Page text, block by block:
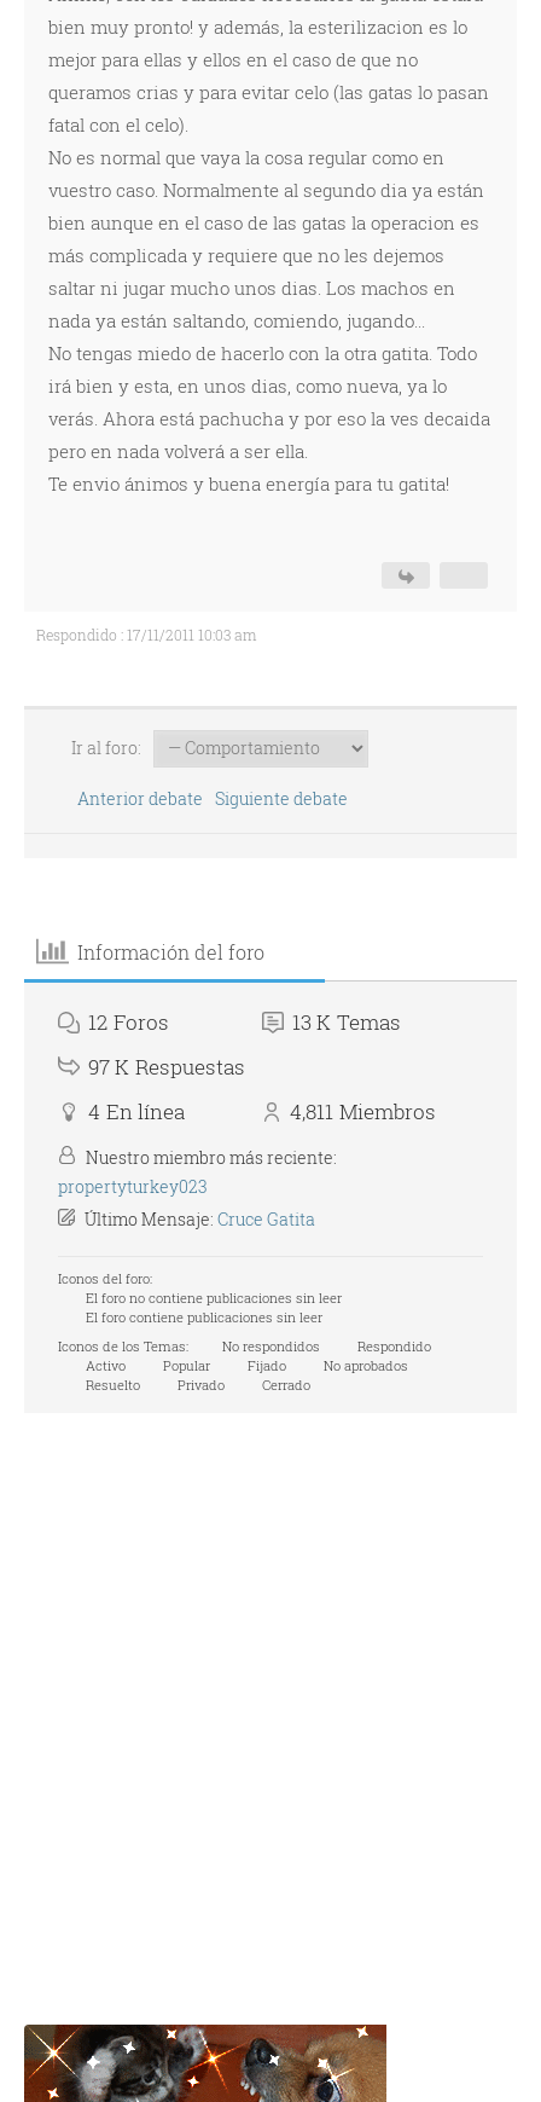
bien muy pronto! y además, la esterilizacion es lo
mejor para ellas y ellos en el caso de que no
queramos crias y para evitar celo (las gatas lo pasan
fatal con el celo).
No es normal que vaya la cosa regular como en
vuestro caso. Normalmente al segundo dia ya están
bien aunque en el caso de las gatas la operacion es
más complicada y requiere que no les dejemos
saltar ni jugar mucho unos dias. Los machos en
nada ya están saltando, comiendo, jugando...
No tengas miedo de hacerlo con la otra gatita. Todo
irá bien y esta, en unos dias, como nueva, ya lo
verás. Ahora está pachucha y por eso la ves decaida
pero en nada volverá a ser ella.
Te envio ánimos y buena energía para tu gatita!
Respondido : 17/11/2011 10:03 am
Ir al foro:
Anterior debate Siguiente debate
Información del foro
12 Foros 13 K Temas
97 K Respuestas
4 En línea 4,811 Miembros
Nuestro miembro más reciente:
propertyturkey023
Último Mensaje: Cruce Gatita
Iconos del foro:
El foro no contiene publicaciones sin leer
El foro contiene publicaciones sin leer
Iconos de los Temas:
No respondidos
Respondido
Activo
Popular Fijado
No aprobados
Resuelto
Privado Cerrado